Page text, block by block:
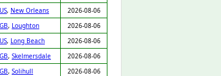
US, New Orleans
2026-08-06
GB, Loughton
2026-08-06
US, Long Beach
2026-08-06
GB, Skelmersdale
2026-08-06
GB, Solihull
2026-08-06